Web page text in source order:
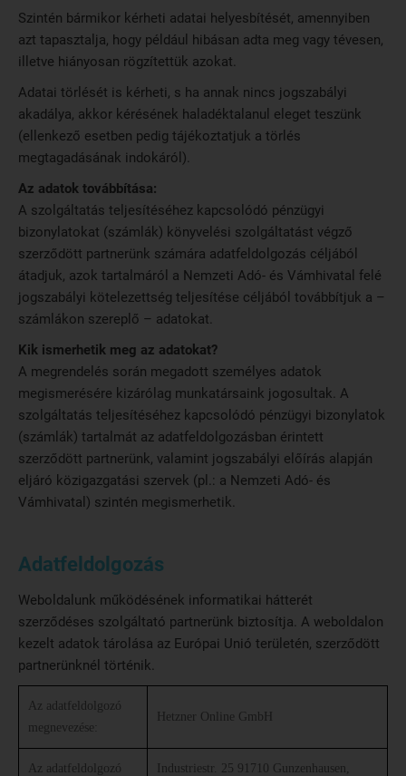
Szintén bármikor kérheti adatai helyesbítését, amennyiben
azt tapasztalja, hogy például hibásan adta meg vagy tévesen,
illetve hiányosan rögzítettük azokat.
Adatai törlését is kérheti, s ha annak nincs jogszabályi
akadálya, akkor kérésének haladéktalanul eleget teszünk
(ellenkező esetben pedig tájékoztatjuk a törlés
megtagadásának indokáról).
Az adatok továbbítása:
A szolgáltatás teljesítéséhez kapcsolódó pénzügyi
bizonylatokat (számlák) könyvelési szolgáltatást végző
szerződött partnerünk számára adatfeldolgozás céljából
átadjuk, azok tartalmáról a Nemzeti Adó- és Vámhivatal felé
jogszabályi kötelezettség teljesítése céljából továbbítjuk a –
számlákon szereplő – adatokat.
Kik ismerhetik meg az adatokat?
A megrendelés során megadott személyes adatok
megismerésére kizárólag munkatársaink jogosultak. A
szolgáltatás teljesítéséhez kapcsolódó pénzügyi bizonylatok
(számlák) tartalmát az adatfeldolgozásban érintett
szerződött partnerünk, valamint jogszabályi előírás alapján
eljáró közigazgatási szervek (pl.: a Nemzeti Adó- és
Vámhivatal) szintén megismerhetik.
Adatfeldolgozás
Weboldalunk működésének informatikai hátterét
szerződéses szolgáltató partnerünk biztosítja. A weboldalon
kezelt adatok tárolása az Európai Unió területén, szerződött
partnerünknél történik.
Az adatfeldolgozó
megnevezése:
Hetzner Online GmbH
Az adatfeldolgozó
Industriestr. 25 91710 Gunzenhausen,